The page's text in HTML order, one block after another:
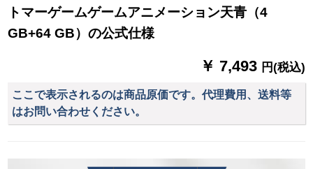
トマーゲームゲームアニメーション天青（4
GB+64 GB）の公式仕様
￥ 7,493 円(税込)
ここで表示されるのは商品原価です。代理費用、送料等
はお問い合わせください。